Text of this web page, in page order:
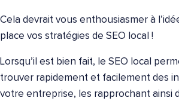
Cela devrait vous enthousiasmer à
place vos stratégies de SEO local !
Lorsqu’il est bien fait, le SEO local
trouver rapidement et facilement des
votre entreprise, les rapprochant ainsi